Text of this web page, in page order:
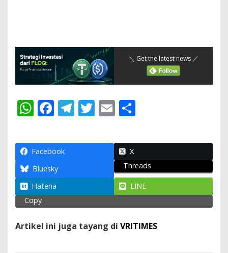
＼ Get the latest news ／
W
at
s
A
p
p
F
e
b
o
o
k
T
e
a
m
T
itt
E
ai
l
ar
e
Facebook
X
Bluesky
Threads
Hatena
LINE
Copy
Artikel ini juga tayang di VRITIMES